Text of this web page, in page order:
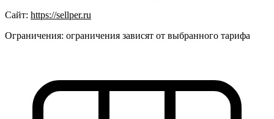
Сайт: https://sellper.ru
Ограничения: ограничения зависят от выбранного тарифа